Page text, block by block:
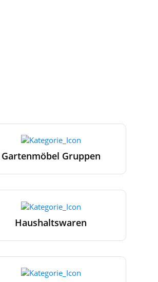
Gartenmöbel Gruppen
Haushaltswaren